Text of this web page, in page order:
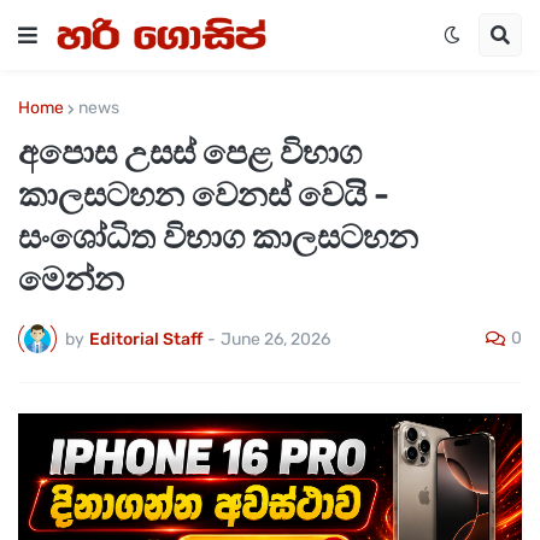
Home news
අපොස උසස් පෙළ විභාග
කාලසටහන වෙනස් වෙයි -
සංශෝධිත විභාග කාලසටහන
මෙන්න
by Editorial Staff - June 26, 2026 0